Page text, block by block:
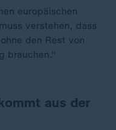
europäischen
verstehen, dass
den Rest von
brauchen."
aus der